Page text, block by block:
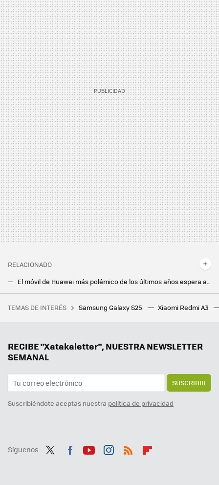
RELACIONADO
El móvil de Huawei más polémico de los últimos años espera a su inminente sucesor: así es el Mate 70 Pro
Huawei muestra el primer plegable tríptico del mundo. El Huawe Mate XT apunta alto y adelanta a Samsung
La fe en la IA de Amazon, Google, Microsoft y Meta nos acerca a un 2025 histórico marcado por una cifra astronómica: 300.000 millones de euros
TEMAS DE INTERÉS Samsung Galaxy S25 Xiaomi Redmi A3
RECIBE "Xatakaletter", NUESTRA NEWSLETTER
SEMANAL
SUSCRIBIR
Suscribiéndote aceptas nuestra política de privacidad
Síguenos